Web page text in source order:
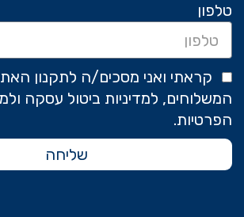
טלפון
קראתי ואני מסכים/ה לתקנון
המשלוחים, למדיניות ביטול עסקה
הפרטיות.
שליחה